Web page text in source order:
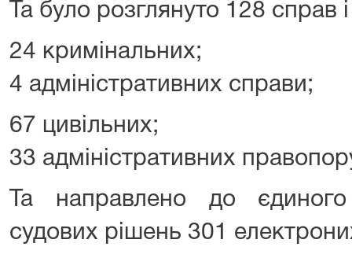
Та було розглянуто 128 справ
24 кримінальних;
4 адміністративних справи;
67 цивільних;
33 адміністративних
Та направлено до
судових рішень 301